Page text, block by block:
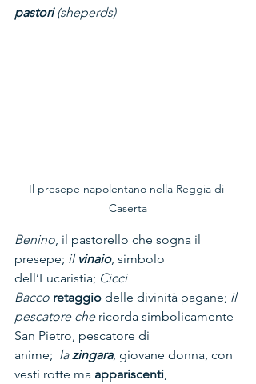
pastori (sheperds)
Il presepe napolentano nella Reggia di
Caserta
Benino , il pastorello che sogna il
presepe; il vinaio, simbolo
dell’Eucaristia; Cicci
Bacco retaggio delle divinità pagane; il
pescatore che ricorda simbolicamente
San Pietro, pescatore di
anime; la zingara, giovane donna, con
vesti rotte ma appariscenti